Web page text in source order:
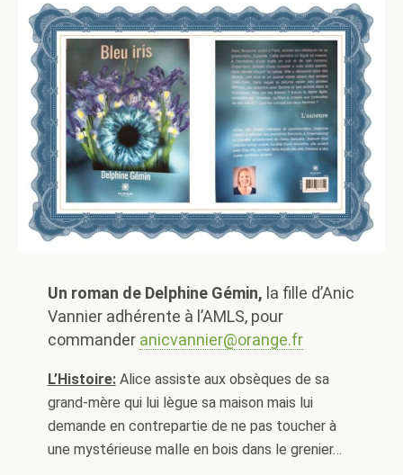
Un roman de Delphine Gémin, la fille d’Anic
Vannier adhérente à l’AMLS, pour
commander anicvannier@orange.fr
L’Histoire: Alice assiste aux obsèques de sa
grand-mère qui lui lègue sa maison mais lui
demande en contrepartie de ne pas toucher à
une mystérieuse malle en bois dans le grenier…